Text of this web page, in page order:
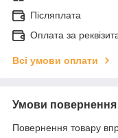
Післяплата
Оплата за
Всі умови оплати
Умови повернення
Повернення товару